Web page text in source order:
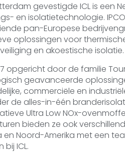
gevestigde ICL is een
en isolatietechnologie.
pan-Europese
oplossingen voor
en akoestische isolatie.
opgericht door de familie
geavanceerde
commerciële en
de alles-in-één
Ultra Low NOx-
bieden ze ook
en Noord-Amerika met een
bij ICL.